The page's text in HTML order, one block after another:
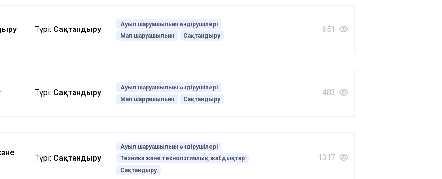
Түрі: Сақтандыру
Ауыл шаруашылығы өндірушілері
Мал шаруашылығы
Сақтандыру
651
Түрі: Сақтандыру
Ауыл шаруашылығы өндірушілері
Мал шаруашылығы
Сақтандыру
483
Түрі: Сақтандыру
Ауыл шаруашылығы өндірушілері
Техника және технологиялық жабдықтар
Сақтандыру
1317